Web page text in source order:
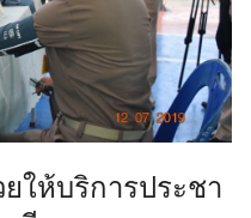
ให้บริการประชา